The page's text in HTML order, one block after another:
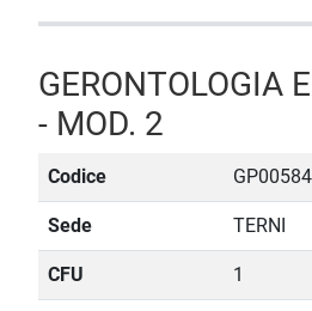
GERONTOLOGIA
- MOD. 2
Codice
Sede TERNI
CFU 1